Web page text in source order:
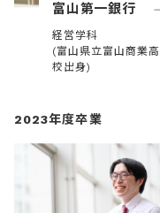
富山第一銀行
経営学科
(富山県立富山商業高
校出身)
2023年度卒業